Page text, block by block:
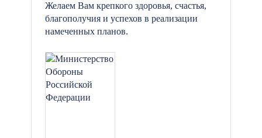
Желаем Вам крепкого здоровья, счастья,
благополучия и успехов в реализации
намеченных планов.